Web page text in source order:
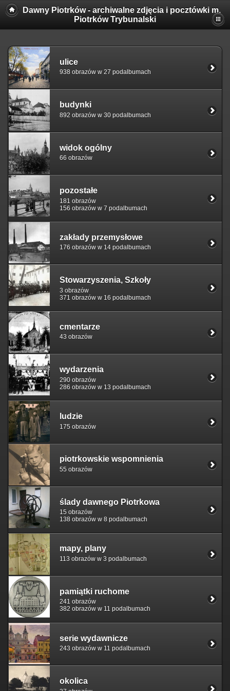
Dawny Piotrków - archiwalne zdjęcia i pocztówki m.
Piotrków Trybunalski
ulice
938 obrazów w 27 podalbumach
budynki
892 obrazów w 30 podalbumach
widok ogólny
66 obrazów
pozostałe
181 obrazów
156 obrazów w 7 podalbumach
zakłady przemysłowe
176 obrazów w 14 podalbumach
Stowarzyszenia, Szkoły
3 obrazów
371 obrazów w 16 podalbumach
cmentarze
43 obrazów
wydarzenia
290 obrazów
286 obrazów w 13 podalbumach
ludzie
175 obrazów
piotrkowskie wspomnienia
55 obrazów
ślady dawnego Piotrkowa
15 obrazów
138 obrazów w 8 podalbumach
mapy, plany
113 obrazów w 3 podalbumach
pamiątki ruchome
241 obrazów
382 obrazów w 11 podalbumach
serie wydawnicze
243 obrazów w 11 podalbumach
okolica